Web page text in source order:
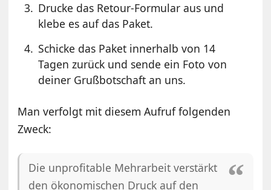
Drucke das Retour-Formular aus und
klebe es auf das Paket.
Schicke das Paket innerhalb von 14
Tagen zurück und sende ein Foto von
deiner Grußbotschaft an uns.
Man verfolgt mit diesem Aufruf folgenden
Zweck:
Die unprofitable Mehrarbeit verstärkt
den ökonomischen Druck auf den